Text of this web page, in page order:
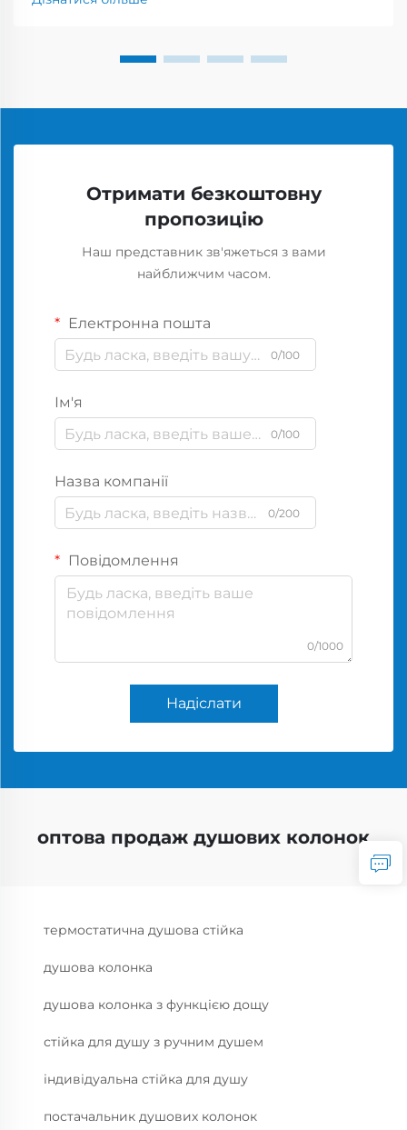
Отримати безкоштовну
пропозицію
Наш представник зв'яжеться з вами
найближчим часом.
Електронна пошта
0/100
Ім'я
0/100
Назва компанії
0/200
Повідомлення
0/1000
Надіслати
оптова продаж душових колонок
термостатична душова стійка
душова колонка
душова колонка з функцією дощу
стійка для душу з ручним душем
індивідуальна стійка для душу
постачальник душових колонок